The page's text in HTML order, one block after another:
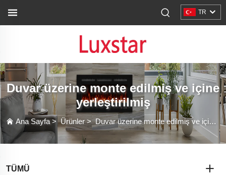
TR
Duvar üzerine monte edilmiş ve içine
yerleştirilmiş
Ana Sayfa>Ürünler>Duvar üzerine monte edilmiş ve içine yerleştirilmiş
TÜMÜ